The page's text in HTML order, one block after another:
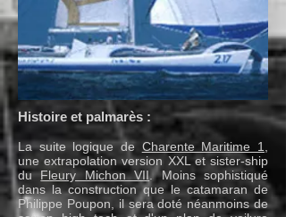
Histoire et palmarès :
La suite logique de Charente Maritime 1
une extrapolation version XXL et sister-ship
duFleury Michon VII. Moins sophistiqué
dans la construction que le catamaran de
Philippe Poupon, il sera doté néanmoins de